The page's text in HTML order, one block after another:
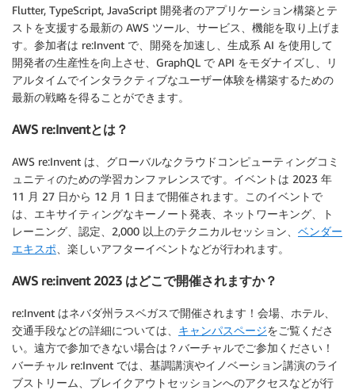
Flutter, TypeScript, JavaScript 開発者のアプリケーション構築とテ
ストを支援する最新の AWS ツール、サービス、機能を取り上げま
す。参加者は re:Invent で、開発を加速し、生成系 AI を使用して
開発者の生産性を向上させ、GraphQL で API をモダナイズし、リ
アルタイムでインタラクティブなユーザー体験を構築するための
最新の戦略を得ることができます。
AWS re:Inventとは？
AWS re:Invent は、グローバルなクラウドコンピューティングコミ
ュニティのための学習カンファレンスです。イベントは 2023 年
11 月 27 日から 12 月 1 日まで開催されます。このイベントで
は、エキサイティングなキーノート発表、ネットワーキング、ト
レーニング、認定、2,000 以上のテクニカルセッション、 ベンダー
エキスポ 、楽しいアフターイベントなどが行われます。
AWS re:invent 2023 はどこで開催されますか？
re:Invent はネバダ州ラスベガスで開催されます！会場、ホテル、
交通手段などの詳細については、 キャンパスページをご覧くださ
い。遠方で参加できない場合は？バーチャルでご参加ください！
バーチャル re:Invent では、基調講演やイノベーション講演のライ
ブストリーム、ブレイクアウトセッションへのアクセスなどが行